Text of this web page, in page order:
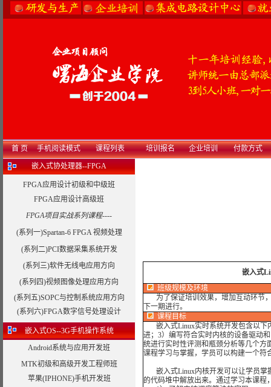
首 页 手机阅读模式 课程列表 培训报名 企业培训 付款方式
嵌入式协处理器--FPGA
FPGA应用设计初级和中级班
FPGA应用设计高级班
FPGA项目实战系列课程----
(系列一)Spartan-6 FPGA 视频处理
(系列二)PCI数据采集系统开发
(系列三)软件无线电应用方向
(系列四)视频图像处理应用方向
(系列五)SOPC与控制系统应用方向
(系列六)FPGA数字信号处理设计
嵌入式OS--3G手机操作系统
Android系统与应用开发班
MTK初级和高级开发工程师班
苹果(IPHONE)手机开发班
嵌入式
班级规模及环境
为了保证培训效果，增加互动环节，
下一期进行。
课程目标
嵌入式Linux实时系统开发包含以下
进；3）编写符合实时内核的设备驱动
统进行实时性评测和瓶颈分析等几个方
课程学习与掌握，学员可以构建一个符
嵌入式Linux内核开发可以让学员掌
的代码堆中解放出来。通过学习本课程